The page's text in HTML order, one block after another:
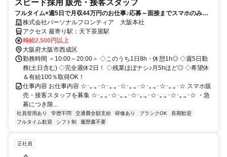
スピード採用 販売・接客スタッフ
フルタイム×週5日で月収44万円のお仕事♪応募～面接までスマホのみで
完結！履歴書不要◎
株式会社パーソナルフロンティア 大阪本社
アクセス 最寄り駅：天下茶屋駅
時給2,500円以上
大阪府大阪市西成区
勤務時間 ＜10:00～20:00＞ ◇このうち1日8h・休憩1h◎ ◇週5日勤
務(土日含む) ◇完全週休2日！ ◇残業ほぼナシ♪月5hほど◎ ◇希望休
＆有給100％取得OK！
仕事内容 お仕事内容 ☆･｡.｡･☆･｡.｡･☆･｡.｡･☆･｡.｡･☆･｡.｡･☆ スマホ販
売・接客スタッフを募集 ☆･｡.｡･☆･｡.｡･☆･｡.｡･☆･｡.｡･☆･｡.｡･☆ ・急
募につき限...
社員登用あり 学歴不問 交通費全額支給 研修あり ブランクOK
長期歓迎
フルタイム歓迎
シフト制 履歴書不要
正社員